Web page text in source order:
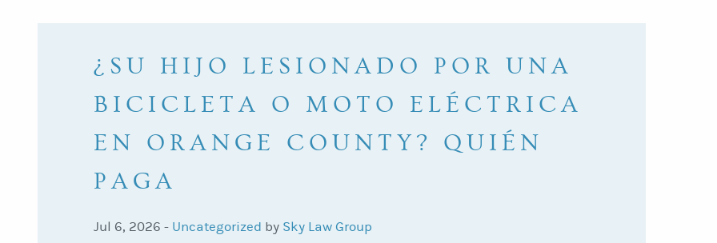
¿SU HIJO LESIONADO POR UNA
BICICLETA O MOTO ELÉCTRICA
EN ORANGE COUNTY? QUIÉN
PAGA
Jul 6, 2026 - Uncategorized by Sky Law Group